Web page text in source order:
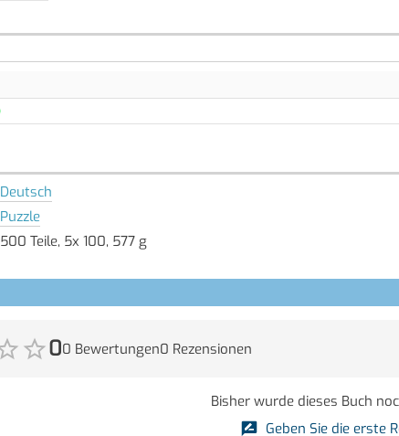
Deutsch
Puzzle
500 Teile, 5x 100, 577 g
00 Bewertungen0 Rezensionen
Bisher wurde dieses Buch
Geben Sie die erste